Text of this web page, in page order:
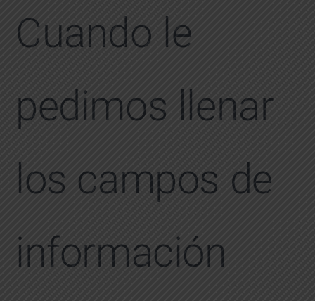
Cuando le
pedimos llenar
los campos de
información